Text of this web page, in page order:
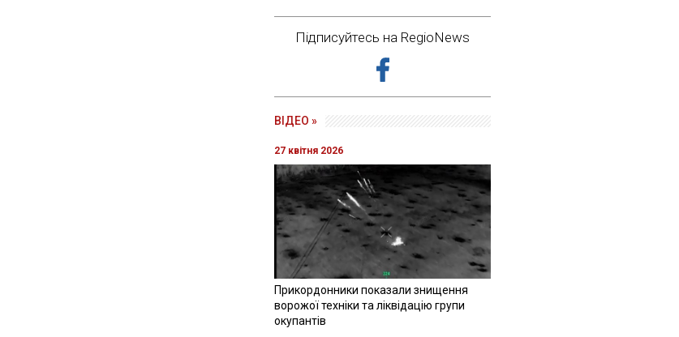
Підписуйтесь на RegioNews
ВІДЕО »
27 квітня 2026
Прикордонники показали знищення
ворожої техніки та ліквідацію групи
окупантів